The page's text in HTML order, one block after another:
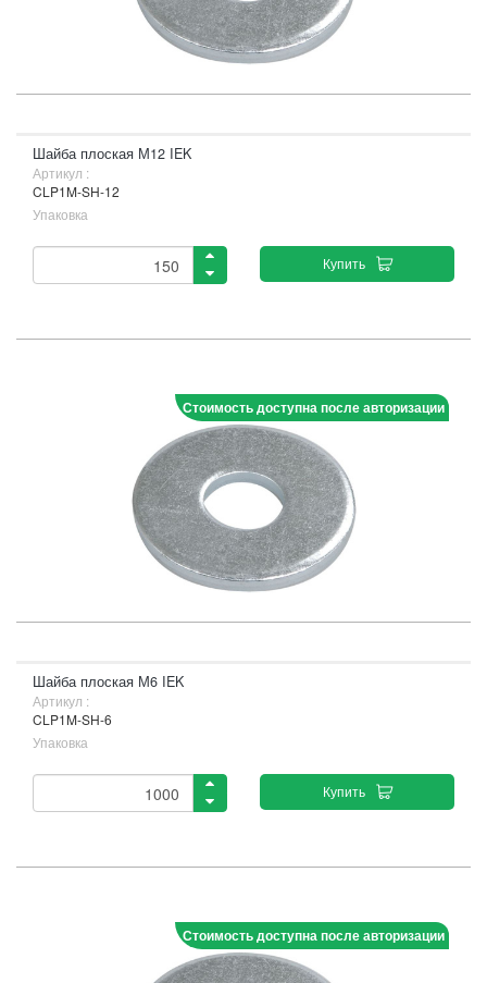
Шайба плоская М12 IEK
Артикул :
CLP1M-SH-12
Упаковка
Купить
Стоимость доступна после авторизации
Шайба плоская М6 IEK
Артикул :
CLP1M-SH-6
Упаковка
Купить
Стоимость доступна после авторизации